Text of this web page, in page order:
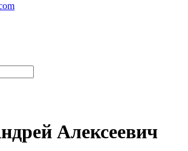
Алексеевич